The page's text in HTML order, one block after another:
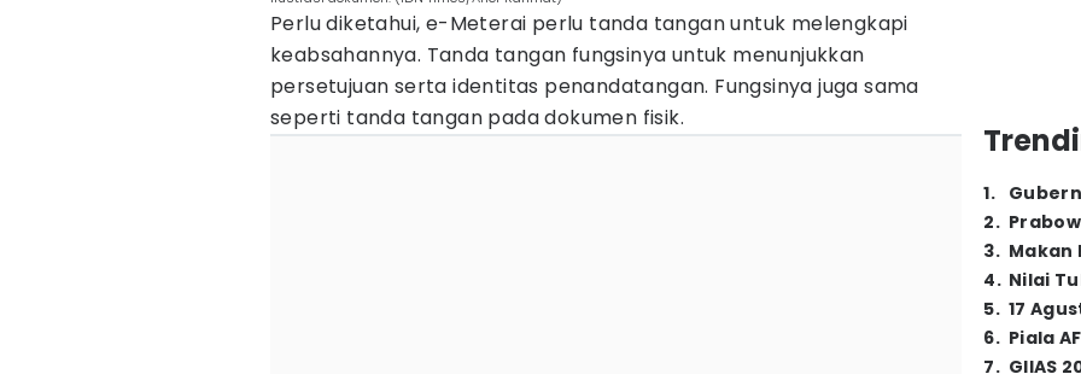
Perlu diketahui, e-Meterai perlu tanda tangan untuk melengkapi
keabsahannya. Tanda tangan fungsinya untuk menunjukkan
persetujuan serta identitas penandatangan. Fungsinya juga sama
seperti tanda tangan pada dokumen fisik.
1.
2.
3. Makan
4. Nilai
5. 17
6. Piala
7. GIIAS